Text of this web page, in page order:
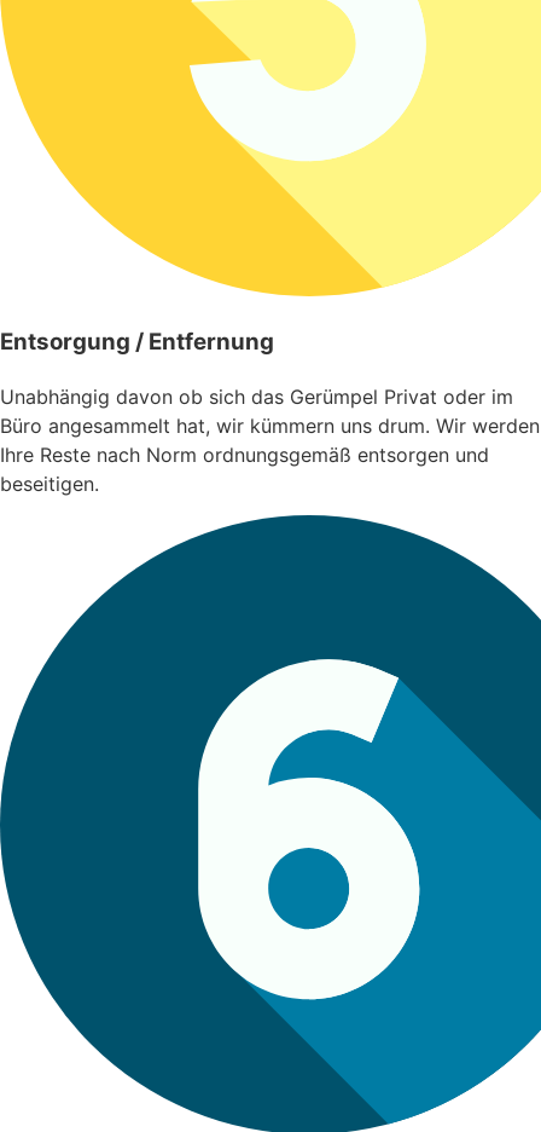
Entsorgung / Entfernung
Unabhängig davon ob sich das Gerümpel Privat oder im
Büro angesammelt hat, wir kümmern uns drum. Wir werden
Ihre Reste nach Norm ordnungsgemäß entsorgen und
beseitigen.